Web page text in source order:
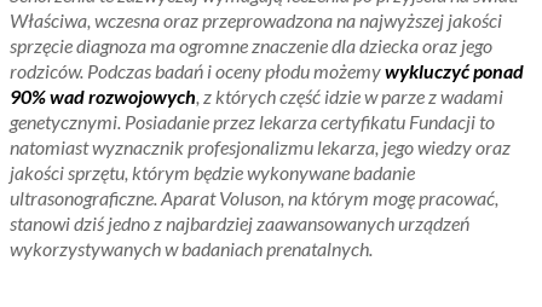
Właściwa, wczesna oraz przeprowadzona na najwyższej jakości
sprzęcie diagnoza ma ogromne znaczenie dla dziecka oraz jego
rodziców. Podczas badań i oceny płodu możemywykluczyć ponad
90% wad rozwojowych, z których część idzie w parze z wadami
genetycznymi. Posiadanie przez lekarza certyfikatu Fundacji to
natomiast wyznacznik profesjonalizmu lekarza, jego wiedzy oraz
jakości sprzętu, którym będzie wykonywane badanie
ultrasonograficzne. Aparat Voluson, na którym mogę pracować,
stanowi dziś jedno z najbardziej zaawansowanych urządzeń
wykorzystywanych w badaniach prenatalnych.